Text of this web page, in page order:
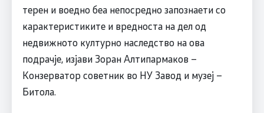
терен и воедно беа непосредно запознаети со
карактеристиките и вредноста на дел од
недвижното културно наследство на ова
подрачје, изјави Зоран Алтипармаков –
Конзерватор советник во НУ Завод и музеј –
Битола.